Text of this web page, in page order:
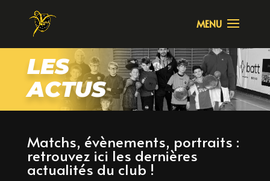
LES
ACTUS
Matchs, évènements, portraits :
retrouvez ici les dernières
actualités du club !